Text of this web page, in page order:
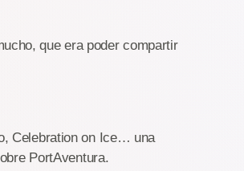
que era poder compartir
Celebration on Ice… una
PortAventura.